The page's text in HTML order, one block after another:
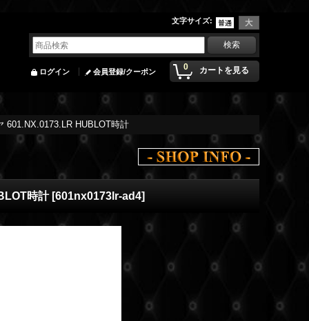
文字サイズ:
0 カートを見る
ログイン 会員登録/クーポン
601.NX.0173.LR HUBLOT時計
時計 [601nx0173lr-ad4]